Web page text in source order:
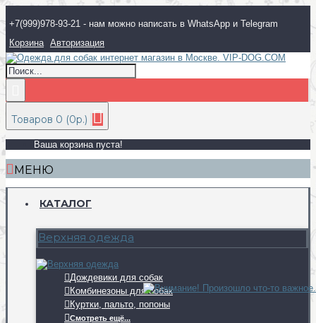
+7(999)978-93-21 - нам можно написать в WhatsApp и Telegram
Корзина Авторизация
Товаров 0 (0р.)
Ваша корзина пуста!
МЕНЮ
КАТАЛОГ
Верхняя одежда
Дождевики для собак
Комбинезоны для собак
Куртки, пальто, попоны
Смотреть ещё...